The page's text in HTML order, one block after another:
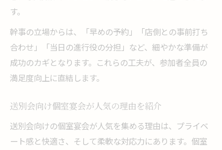
す。
幹事の立場からは、「早めの予約」「店側との事前打ち
合わせ」「当日の進行役の分担」など、細やかな準備が
成功のカギとなります。これらの工夫が、参加者全員の
満足度向上に直結します。
送別会向け個室宴会が人気の理由を紹介
送別会向けの個室宴会が人気を集める理由は、プライベ
ート感と快適さ、そして柔軟な対応力にあります。個室